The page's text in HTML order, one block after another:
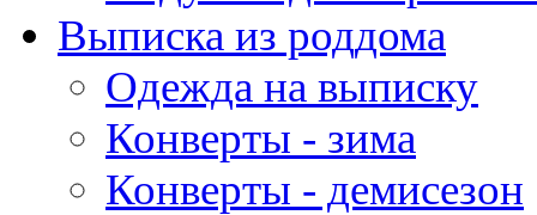
Выписка из роддома
Одежда на выписку
Конверты - зима
Конверты - демисезон